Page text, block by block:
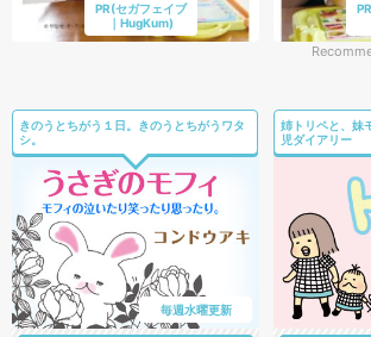
PR(セガフェイブ
｜HugKum)
きのうとちがう１日。きのうとちがうワタ
シ。
毎週水曜更新
姉トリペと、妹
児ダイアリー